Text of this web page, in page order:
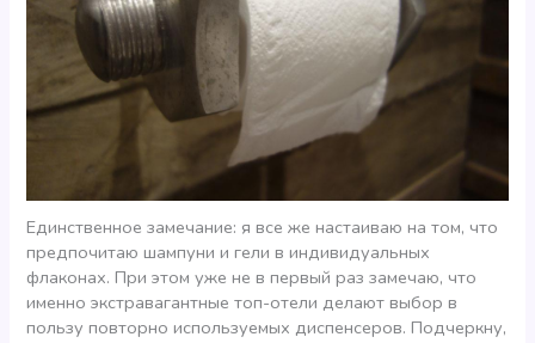
Единственное замечание: я все же настаиваю на том, что
предпочитаю шампуни и гели в индивидуальных
флаконах. При этом уже не в первый раз замечаю, что
именно экстравагантные топ-отели делают выбор в
пользу повторно используемых диспенсеров. Подчеркну,